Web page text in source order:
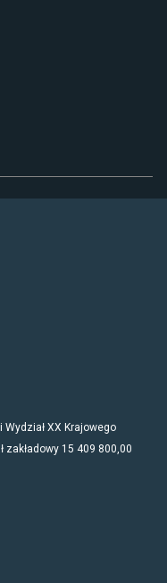
XX Krajowego
zakładowy 15 409 800,00